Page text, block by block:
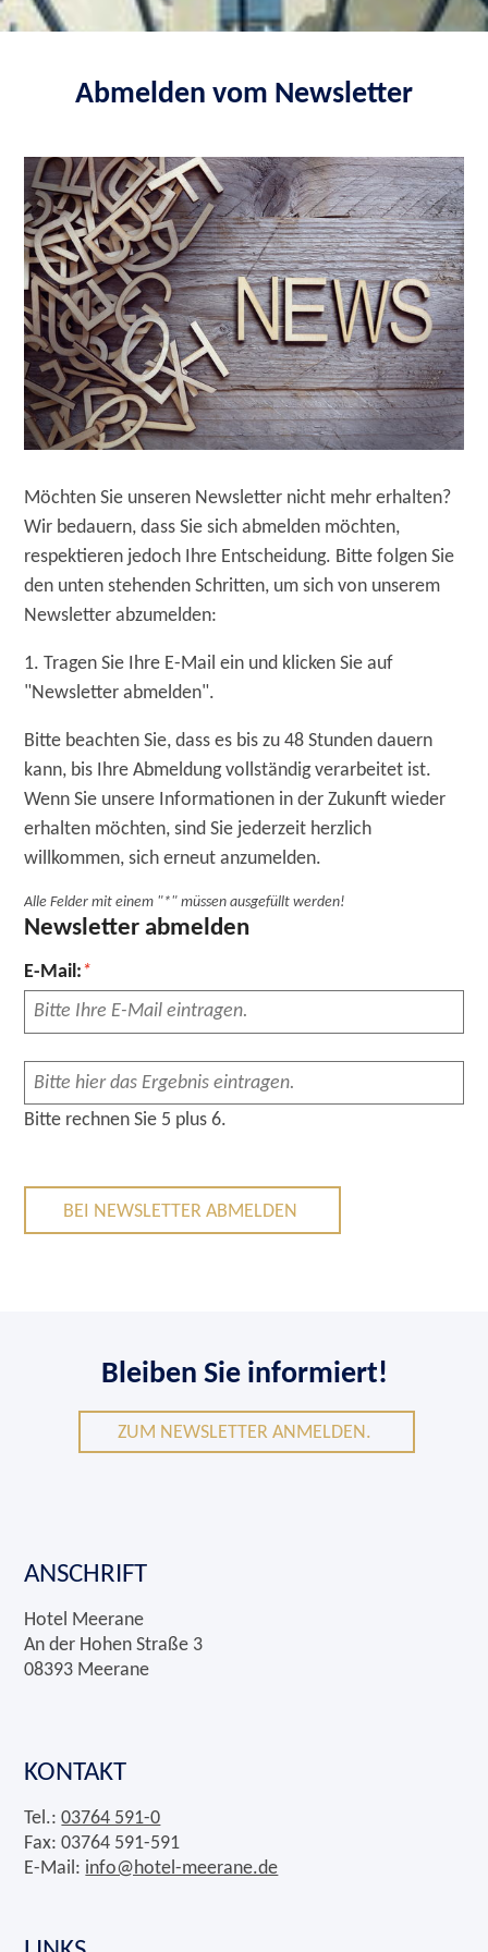
Abmelden vom Newsletter
Möchten Sie unseren Newsletter nicht mehr erhalten?
Wir bedauern, dass Sie sich abmelden möchten,
respektieren jedoch Ihre Entscheidung. Bitte folgen Sie
den unten stehenden Schritten, um sich von unserem
Newsletter abzumelden:
1. Tragen Sie Ihre E-Mail ein und klicken Sie auf
"Newsletter abmelden".
Bitte beachten Sie, dass es bis zu 48 Stunden dauern
kann, bis Ihre Abmeldung vollständig verarbeitet ist.
Wenn Sie unsere Informationen in der Zukunft wieder
erhalten möchten, sind Sie jederzeit herzlich
willkommen, sich erneut anzumelden.
Alle Felder mit einem "*" müssen ausgefüllt werden!
Newsletter abmelden
Pflichtfeld
E-Mail:*
Bitte rechnen Sie 5 plus 6.
BEI NEWSLETTER ABMELDEN
Bleiben Sie informiert!
ZUM NEWSLETTER ANMELDEN.
ANSCHRIFT
Hotel Meerane
An der Hohen Straße 3
08393 Meerane
KONTAKT
Tel.:03764 591-0
Fax: 03764 591-591
E-Mail: info@hotel-meerane.de